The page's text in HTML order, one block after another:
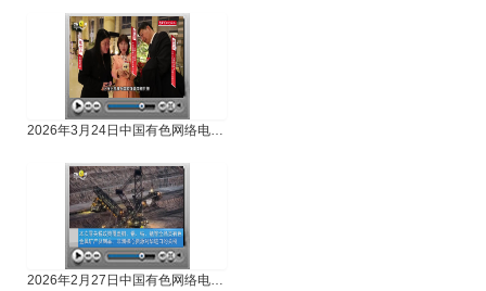
2026年3月24日中国有色网络电视新闻
2026年2月27日中国有色网络电视新闻